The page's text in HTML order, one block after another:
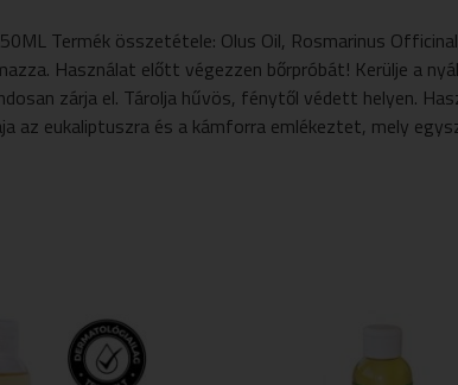
Termék összetétele: Olus Oil, Rosmarinus
Használat előtt végezzen bőrpróbát! Kerülje a
zárja el. Tárolja hűvös, fénytől védett helyen.
az eukaliptuszra és a kámforra emlékeztet, mely